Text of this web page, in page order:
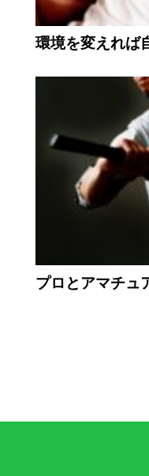
環境を変えれば
プロとアマチュ